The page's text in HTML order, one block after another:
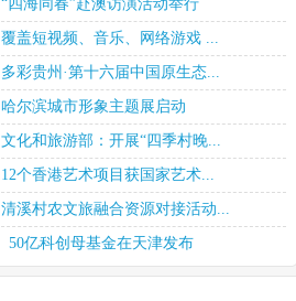
“四海同春”赴澳访演活动举行
覆盖短视频、音乐、网络游戏 ...
多彩贵州·第十六届中国原生态...
哈尔滨城市形象主题展启动
文化和旅游部：开展“四季村晚...
12个香港艺术项目获国家艺术...
清溪村农文旅融合资源对接活动...
50亿科创母基金在天津发布
券商趁《繁花》热开展宣传和投...